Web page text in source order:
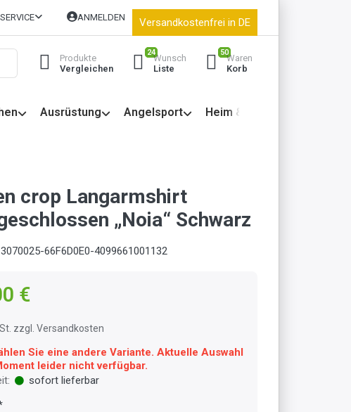
SERVICE ANMELDEN Versandkostenfrei in DE
Produkte
Vergleichen
24
Wunsch
Liste
50
Waren
Korb
Ausrüstung Angelsport Heim & Garten
crop Langarmshirt
„Noia“ Schwarz
3070025-66F6D0E0-4099661001132
€
zzgl. Versandkosten
Sie eine andere Variante. Aktuelle Auswahl
leider nicht verfügbar.
sofort lieferbar